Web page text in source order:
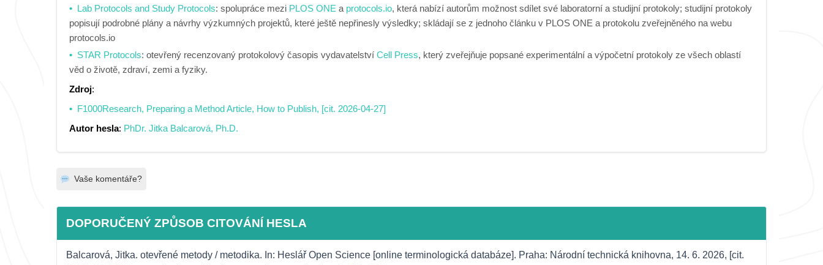
Lab Protocols and Study Protocols: spolupráce mezi PLOS ONE a protocols.io, která nabízí autorům možnost sdílet své laboratorní a studijní protokoly; studijní protokoly
popisují podrobné plány a návrhy výzkumných projektů, které ještě nepřinesly výsledky; skládají se z jednoho článku v PLOS ONE a protokolu zveřejněného na webu
protocols.io
STAR Protocols: otevřený recenzovaný protokolový časopis vydavatelství Cell Press, který zveřejňuje popsané experimentální a výpočetní protokoly ze všech oblastí
věd o životě, zdraví, zemi a fyziky.
Zdroj:
F1000Research, Preparing a Method Article, How to Publish, [cit. 2026-04-27]
Autor hesla: PhDr. Jitka Balcarová, Ph.D.
Vaše komentáře?
DOPORUČENÝ ZPŮSOB CITOVÁNÍ HESLA
Balcarová, Jitka. otevřené metody / metodika. In: Heslář Open Science [online terminologická databáze]. Praha: Národní technická knihovna, 14. 6. 2026, [cit.